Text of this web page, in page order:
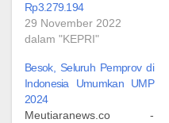
Rp3.279.194
29 November 2022
dalam "KEPRI"
Besok, Seluruh Pemprov di
Indonesia Umumkan UMP
2024
Meutiaranews.co -